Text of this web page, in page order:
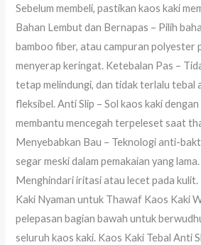
Sebelum membeli, pastikan kaos kaki
Bahan Lembut dan Bernapas – Pilih
bamboo fiber, atau campuran polyester
menyerap keringat. Ketebalan Pas –
tetap melindungi, dan tidak terlalu tebal
fleksibel. Anti Slip – Sol kaos kaki
membantu mencegah terpeleset saat
Menyebabkan Bau – Teknologi anti-
segar meski dalam pemakaian yang
Menghindari iritasi atau lecet pada kulit.
Kaki Nyaman untuk Thawaf Kaos Kaki
pelepasan bagian bawah untuk
seluruh kaos kaki. Kaos Kaki Tebal Anti